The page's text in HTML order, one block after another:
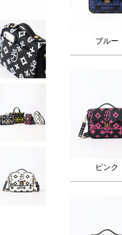
ブルー
ピンク